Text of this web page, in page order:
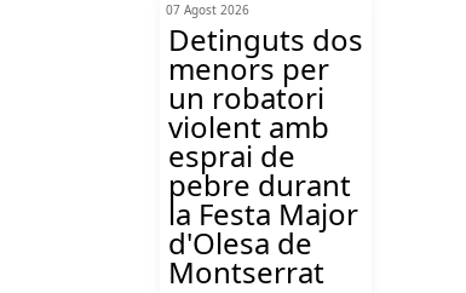
07 Agost 2026
Detinguts dos
menors per
un robatori
violent amb
esprai de
pebre durant
la Festa Major
d'Olesa de
Montserrat